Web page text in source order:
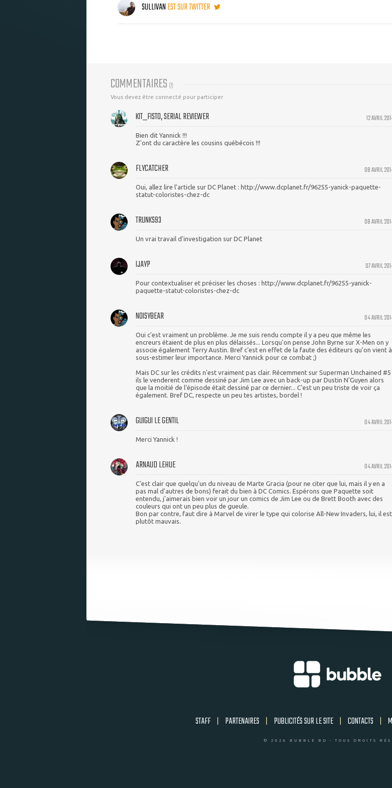
SULLIVANEST SUR TWITTER
COMMENTAIRES (7)
Vous devez être connecté pour participer
12 AVRIL
KIT_FISTO, SERIAL REVIEWER
Bien dit Yannick !!!
Z'ont du caractère les cousins québécois !!!
08 AVRIL
FLYCATCHER
Oui, allez lire l'article sur DC Planet : http://www.dcplanet.fr/96255-yanick-paquette-
statut-coloristes-chez-dc
08 AVRIL
TRUNKS93
Un vrai travail d'investigation sur DC Planet
07 AVRIL
IJAYP
Pour contextualiser et préciser les choses : http://www.dcplanet.fr/96255-yanick-
paquette-statut-coloristes-chez-dc
04 AVRIL
NOISYBEAR
Oui c'est vraiment un problème. Je me suis rendu compte il y a peu que même les
encreurs étaient de plus en plus délaissés... Lorsqu'on pense John Byrne sur X-Men on y
associe également Terry Austin. Bref c'est en effet de la faute des éditeurs qu'on vient à
sous-estimer leur importance. Merci Yannick pour ce combat ;)
Mais DC sur les crédits n'est vraiment pas clair. Récemment sur Superman Unchained #5
ils le venderent comme dessiné par Jim Lee avec un back-up par Dustin N'Guyen alors
que la moitié de l'épisode était dessiné par ce dernier... C'est un peu triste de voir ça
également. Bref DC, respecte un peu tes artistes, bordel !
04 AVRIL
GUIGUI LE GENTIL
Merci Yannick !
04 AVRIL
ARNAUD LEHUE
C'est clair que quelqu'un du niveau de Marte Gracia (pour ne citer que lui, mais il y en a
pas mal d'autres de bons) ferait du bien à DC Comics. Espérons que Paquette soit
entendu, j'aimerais bien voir un jour un comics de Jim Lee ou de Brett Booth avec des
couleurs qui ont un peu plus de gueule.
Bon par contre, faut dire à Marvel de virer le type qui colorise All-New Invaders, lui, il est
plutôt mauvais.
STAFF | PARTENAIRES | PUBLICITÉS SUR LE SITE | CONTACTS |
© 2026 BUBBLE BD - TOUS DROITS